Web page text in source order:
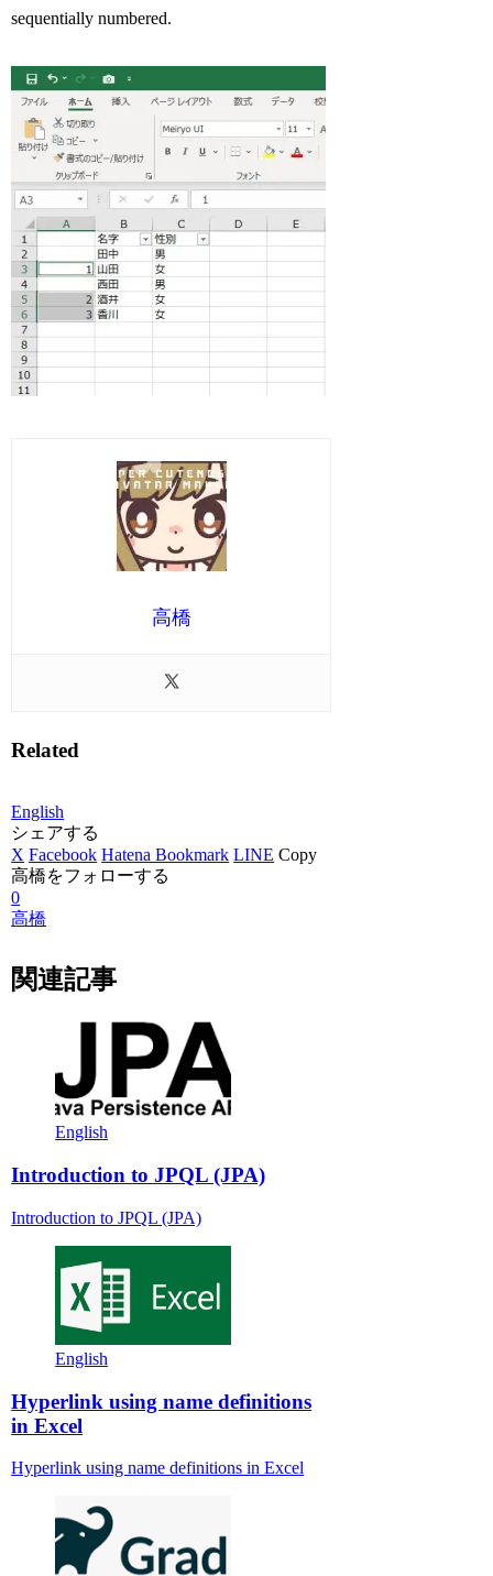
sequentially numbered.
高橋
Related
English
シェアする
X Facebook Hatena Bookmark LINE Copy
高橋をフォローする
0
高橋
関連記事
English
Introduction to JPQL (JPA)
Introduction to JPQL (JPA)
English
Hyperlink using name definitions
in Excel
Hyperlink using name definitions in Excel